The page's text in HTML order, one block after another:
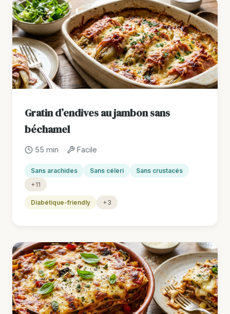
Gratin d’endives au jambon sans
béchamel
55 min Facile
Sans arachides Sans céleri
Sans crustacés
+11
Diabétique-friendly +3